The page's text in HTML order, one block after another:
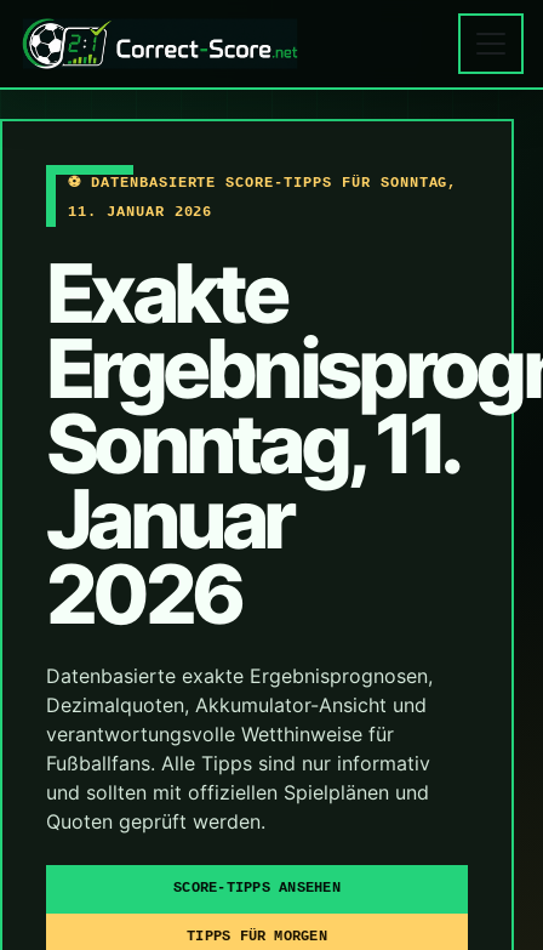
⚽ DATENBASIERTE SCORE-TIPPS FÜR SONNTAG,
11. JANUAR 2026
Exakte
Sonntag, 11.
Januar
2026
Datenbasierte exakte Ergebnisprognosen,
Dezimalquoten, Akkumulator-Ansicht und
verantwortungsvolle Wetthinweise für
Fußballfans. Alle Tipps sind nur informativ
und sollten mit offiziellen Spielplänen und
Quoten geprüft werden.
SCORE-TIPPS ANSEHEN
TIPPS FÜR MORGEN